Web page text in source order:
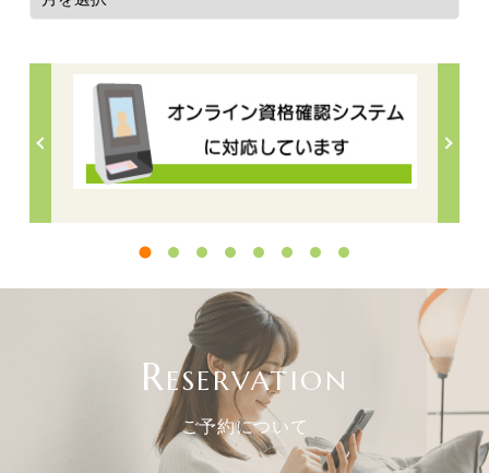
RESERVATION
ご予約について